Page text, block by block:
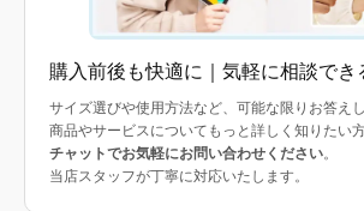
購入前後も快適に｜気軽に相談でき
サイズ選びや使用方法など、可能な限りお答えし
商品やサービスについてもっと詳しく知りたい方
チャットでお気軽にお問い合わせください。
当店スタッフが丁寧に対応いたします。